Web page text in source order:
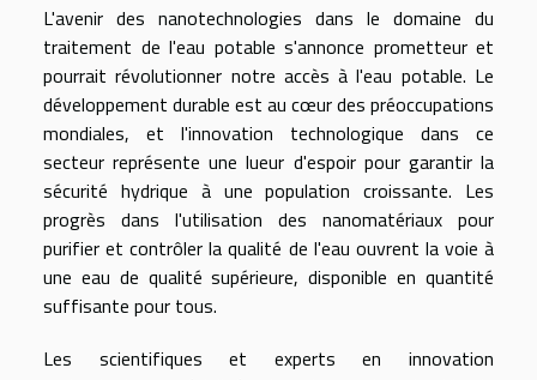
L'avenir des nanotechnologies dans le domaine du
traitement de l'eau potable s'annonce prometteur et
pourrait révolutionner notre accès à l'eau potable. Le
développement durable est au cœur des préoccupations
mondiales, et l'innovation technologique dans ce
secteur représente une lueur d'espoir pour garantir la
sécurité hydrique à une population croissante. Les
progrès dans l'utilisation des nanomatériaux pour
purifier et contrôler la qualité de l'eau ouvrent la voie à
une eau de qualité supérieure, disponible en quantité
suffisante pour tous.
Les scientifiques et experts en innovation